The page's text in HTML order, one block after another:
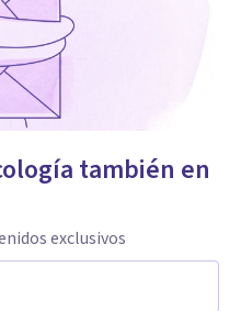
también en
exclusivos